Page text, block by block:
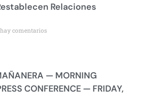
Relaciones
comentarios
— MORNING
CONFERENCE — FRIDAY,